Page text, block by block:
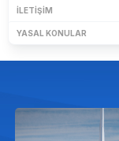
İLETIŞIM
YASAL KONULAR